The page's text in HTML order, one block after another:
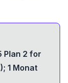
Plan 2 for
1 Monat